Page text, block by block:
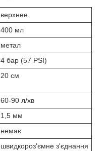
верхнее
400 мл
метал
4 бар (57 PSI)
20 см
60-90 л/хв
1,5 мм
немає
швидкороз'ємне з'єднання